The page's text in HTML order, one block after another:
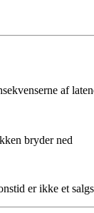
af
bryder ned
er ikke et